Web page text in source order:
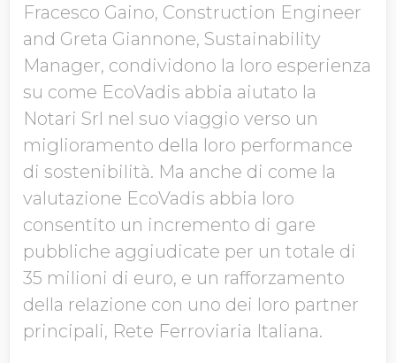
Fracesco Gaino, Construction Engineer
and Greta Giannone, Sustainability
Manager, condividono la loro esperienza
su come EcoVadis abbia aiutato la
Notari Srl nel suo viaggio verso un
miglioramento della loro performance
di sostenibilità. Ma anche di come la
valutazione EcoVadis abbia loro
consentito un incremento di gare
pubbliche aggiudicate per un totale di
35 milioni di euro, e un rafforzamento
della relazione con uno dei loro partner
principali, Rete Ferroviaria Italiana.